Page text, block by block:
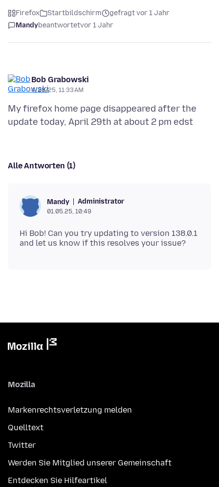
Firefox Startbildschirm
gefragt vor 1 Jahr
Mandybeantwortetvor 1 Jahr
Bob Grabowski
4/29/25, 11:33 AM
My firefox home page disappeared after the
Alle Antworten (1)
Mandy Administrator
01.05.25, 10:49
Hi Bob! Can you try updating to version 138.0.1
Mozilla
Markenrechtsverletzung melden
Quelltext
Twitter
Werden Sie Mitglied unserer Gemeinschaft
Entdecken Sie Hilfeartikel